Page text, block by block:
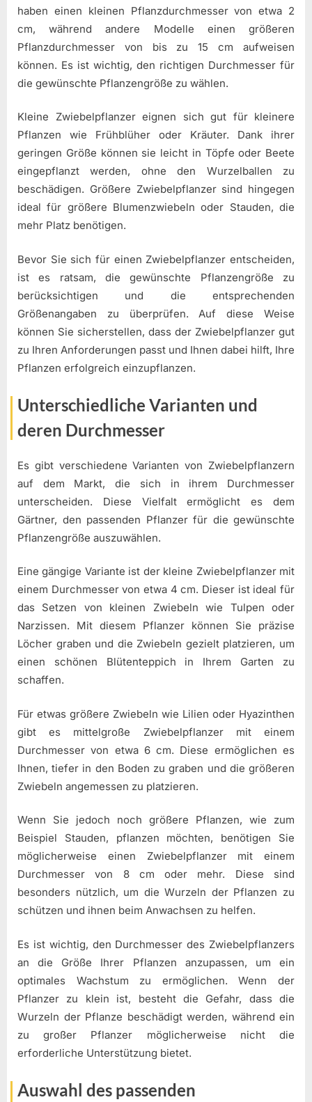
haben einen kleinen Pflanzdurchmesser von etwa 2
cm, während andere Modelle einen größeren
Pflanzdurchmesser von bis zu 15 cm aufweisen
können. Es ist wichtig, den richtigen Durchmesser für
die gewünschte Pflanzengröße zu wählen.
Kleine Zwiebelpflanzer eignen sich gut für kleinere
Pflanzen wie Frühblüher oder Kräuter. Dank ihrer
geringen Größe können sie leicht in Töpfe oder Beete
eingepflanzt werden, ohne den Wurzelballen zu
beschädigen. Größere Zwiebelpflanzer sind hingegen
ideal für größere Blumenzwiebeln oder Stauden, die
mehr Platz benötigen.
Bevor Sie sich für einen Zwiebelpflanzer entscheiden,
ist es ratsam, die gewünschte Pflanzengröße zu
berücksichtigen und die entsprechenden
Größenangaben zu überprüfen. Auf diese Weise
können Sie sicherstellen, dass der Zwiebelpflanzer gut
zu Ihren Anforderungen passt und Ihnen dabei hilft, Ihre
Pflanzen erfolgreich einzupflanzen.
Unterschiedliche Varianten und
deren Durchmesser
Es gibt verschiedene Varianten von Zwiebelpflanzern
auf dem Markt, die sich in ihrem Durchmesser
unterscheiden. Diese Vielfalt ermöglicht es dem
Gärtner, den passenden Pflanzer für die gewünschte
Pflanzengröße auszuwählen.
Eine gängige Variante ist der kleine Zwiebelpflanzer mit
einem Durchmesser von etwa 4 cm. Dieser ist ideal für
das Setzen von kleinen Zwiebeln wie Tulpen oder
Narzissen. Mit diesem Pflanzer können Sie präzise
Löcher graben und die Zwiebeln gezielt platzieren, um
einen schönen Blütenteppich in Ihrem Garten zu
schaffen.
Für etwas größere Zwiebeln wie Lilien oder Hyazinthen
gibt es mittelgroße Zwiebelpflanzer mit einem
Durchmesser von etwa 6 cm. Diese ermöglichen es
Ihnen, tiefer in den Boden zu graben und die größeren
Zwiebeln angemessen zu platzieren.
Wenn Sie jedoch noch größere Pflanzen, wie zum
Beispiel Stauden, pflanzen möchten, benötigen Sie
möglicherweise einen Zwiebelpflanzer mit einem
Durchmesser von 8 cm oder mehr. Diese sind
besonders nützlich, um die Wurzeln der Pflanzen zu
schützen und ihnen beim Anwachsen zu helfen.
Es ist wichtig, den Durchmesser des Zwiebelpflanzers
an die Größe Ihrer Pflanzen anzupassen, um ein
optimales Wachstum zu ermöglichen. Wenn der
Pflanzer zu klein ist, besteht die Gefahr, dass die
Wurzeln der Pflanze beschädigt werden, während ein
zu großer Pflanzer möglicherweise nicht die
erforderliche Unterstützung bietet.
Auswahl des passenden